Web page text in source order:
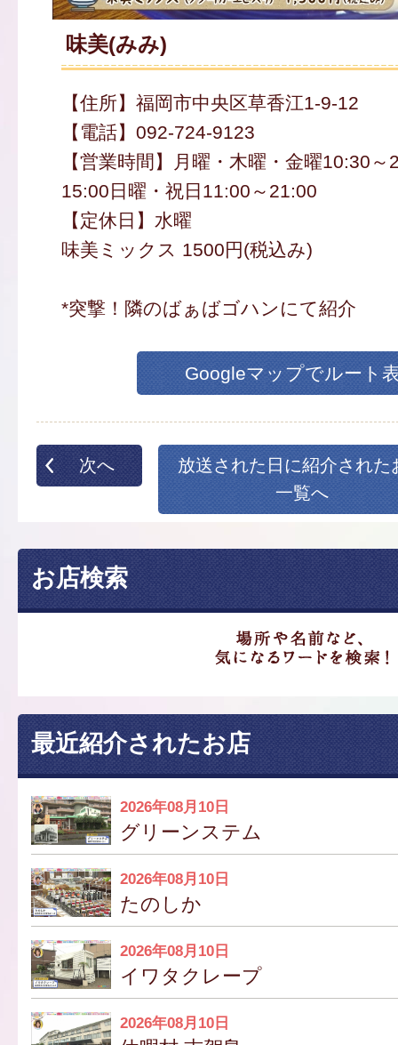
味美(みみ)
【住所】福岡市中央区草香江1-9-12
【電話】092-724-9123
【営業時間】月曜・木曜・金曜10:30
15:00日曜・祝日11:00～21:00
【定休日】水曜
味美ミックス 1500円(税込み)
*突撃！隣のばぁばゴハンにて紹介
Googleマップでルート
次へ
放送された日に紹介された
一覧へ
お店検索
最近紹介されたお店
2026年08月10日
グリーンステム
2026年08月10日
たのしか
2026年08月10日
イワタクレープ
2026年08月10日